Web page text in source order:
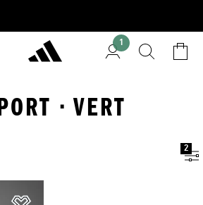
1
· VERT
2